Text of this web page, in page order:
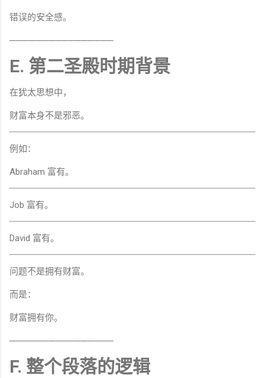
错误的安全感。
────────────────
E. 第二圣殿时期背景
在犹太思想中，
财富本身不是邪恶。
例如：
Abraham 富有。
Job 富有。
David 富有。
问题不是拥有财富。
而是：
财富拥有你。
────────────────
F. 整个段落的逻辑